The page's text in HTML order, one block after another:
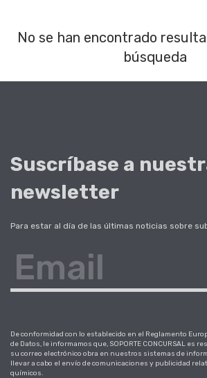
No se han encontrado
búsqueda
Suscríbase a
newsletter
Para estar al día de las últimas noticias sobre
Email
De conformidad con lo establecido en el Reglamento
de Datos, le informamos que, SOPORTE CONCURSAL es
su correo electrónico obra en nuestros sistemas de
llevar a cabo el envío de comunicaciones y publicidad
químicos.